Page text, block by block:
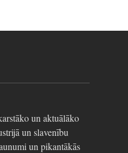
un aktuālāko
un slavenību
un pikantākās